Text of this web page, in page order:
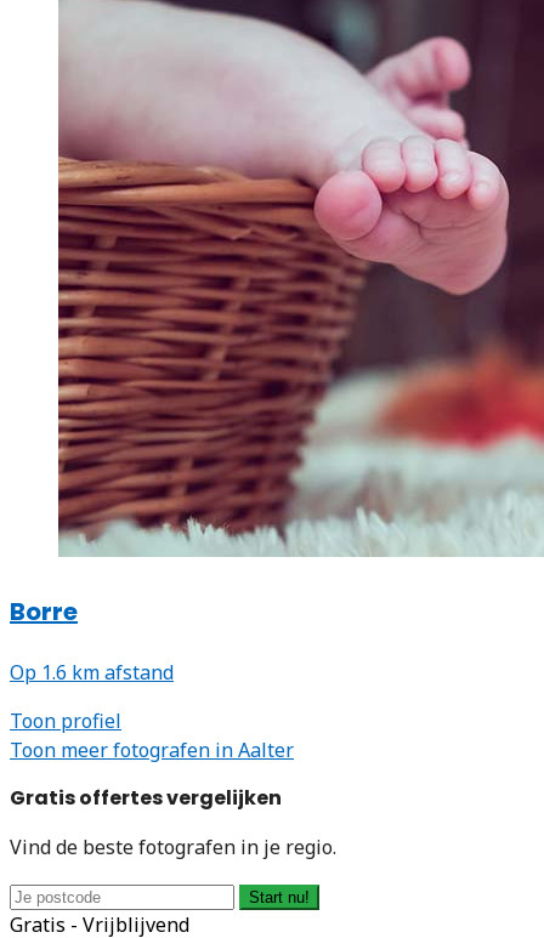
Borre
Op 1.6 km afstand
Toon profiel
Toon meer fotografen in Aalter
Gratis offertes vergelijken
Vind de beste fotografen in je regio.
Start nu!
Gratis - Vrijblijvend